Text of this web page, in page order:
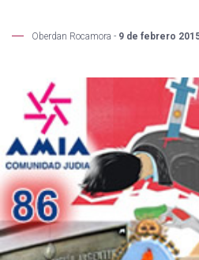
Oberdan Rocamora - 9 de febrero